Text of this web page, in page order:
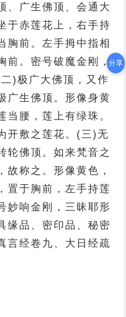
、广生佛顶、会通大
于赤莲花上，右手持
胸前。左手拇中指相
前。密号破魔金刚，
)极广大佛顶，又作
广生佛顶。形像身黄
当腰，莲上有绿珠。
开敷之莲花。(三)无
轮佛顶。如来梵音之
故称之。形像黄色，
置于胸前，左手持莲
妙响金刚，三昧耶形
缘品、密印品、秘密
言经卷九、大日经疏
分享